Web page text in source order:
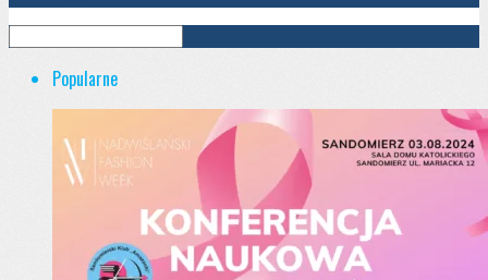
Popularne